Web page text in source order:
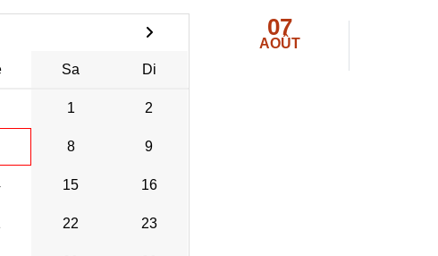
Sa Di
1 2
8 9
15 16
22 23
07
AOÛT